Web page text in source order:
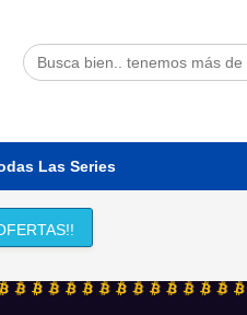
Las Series